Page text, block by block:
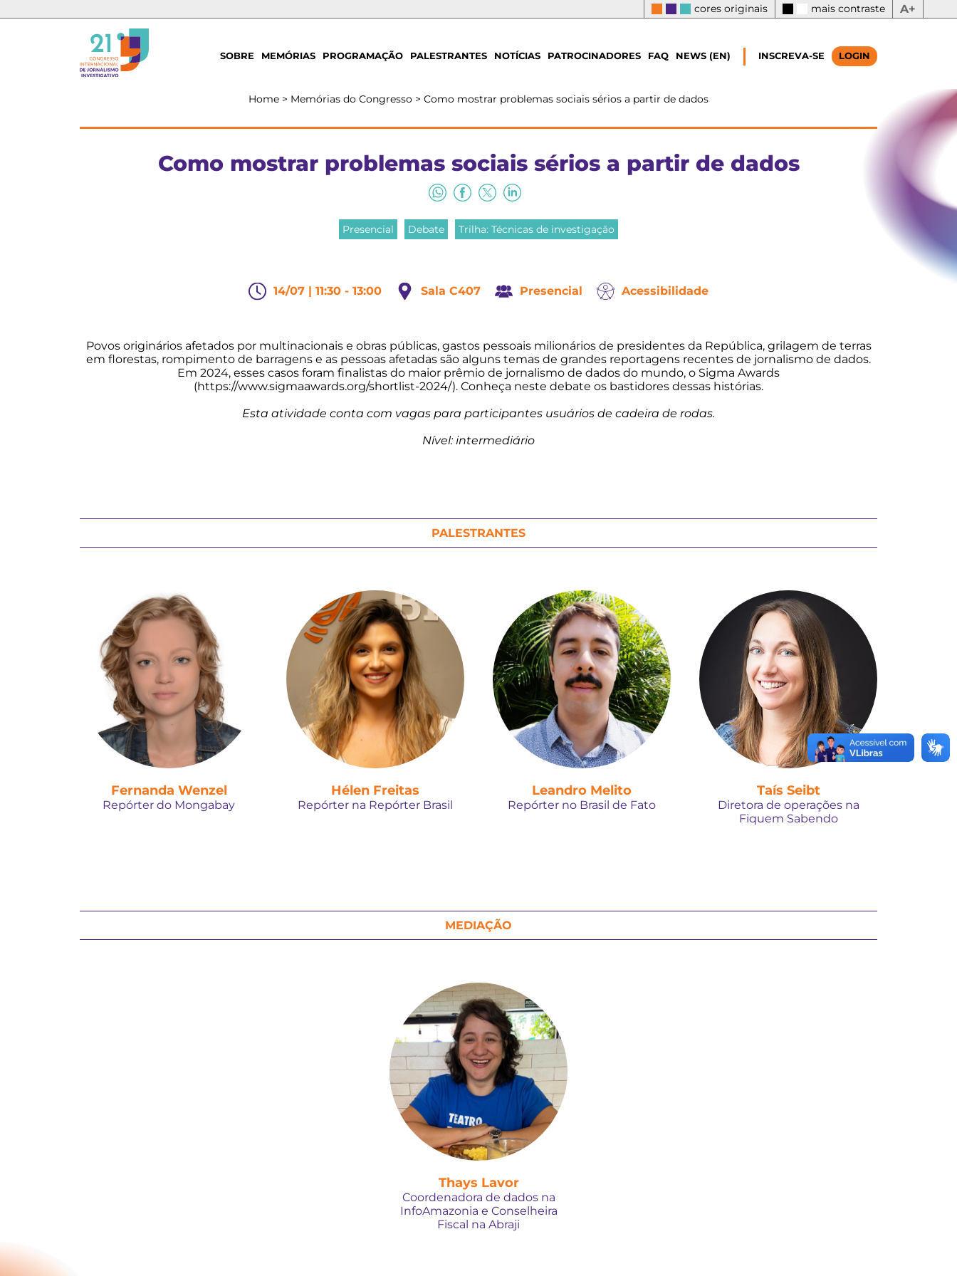
cores originais mais contraste A+
SOBRE MEMÓRIAS PROGRAMAÇÃO PALESTRANTES NOTÍCIAS PATROCINADORES FAQ NEWS (EN) INSCREVA-SE LOGIN
Home > Memórias do Congresso > Como mostrar problemas sociais sérios a partir de dados
Como mostrar problemas sociais sérios a partir de dados
Presencial Debate Trilha: Técnicas de investigação
14/07 | 11:30 - 13:00 Sala C407 Presencial Acessibilidade
Povos originários afetados por multinacionais e obras públicas, gastos pessoais milionários de presidentes da República, grilagem de terras
em florestas, rompimento de barragens e as pessoas afetadas são alguns temas de grandes reportagens recentes de jornalismo de dados.
Em 2024, esses casos foram finalistas do maior prêmio de jornalismo de dados do mundo, o Sigma Awards
(https://www.sigmaawards.org/shortlist-2024/). Conheça neste debate os bastidores dessas histórias.
Esta atividade conta com vagas para participantes usuários de cadeira de rodas.
Nível: intermediário
PALESTRANTES
Fernanda Wenzel
Repórter do Mongabay
Hélen Freitas
Repórter na Repórter Brasil
Leandro Melito
Repórter no Brasil de Fato
Taís Seibt
Diretora de operações na
Fiquem Sabendo
MEDIAÇÃO
Thays Lavor
Coordenadora de dados na
InfoAmazonia e Conselheira
Fiscal na Abraji